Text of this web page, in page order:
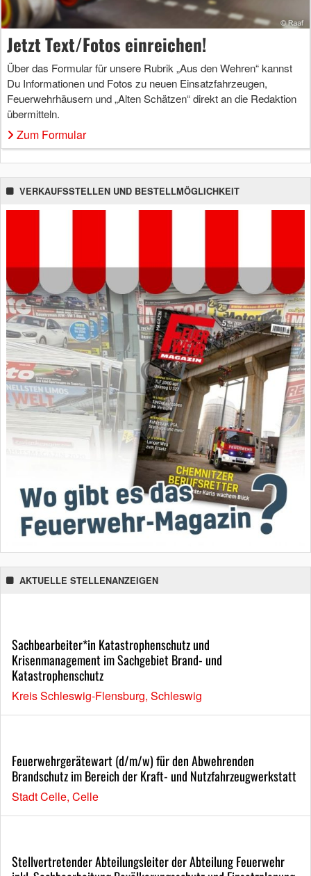
Jetzt Text/Fotos einreichen!
Über das Formular für unsere Rubrik „Aus den Wehren“ kannst
Du Informationen und Fotos zu neuen Einsatzfahrzeugen,
Feuerwehrhäusern und „Alten Schätzen“ direkt an die Redaktion
übermitteln.
Zum Formular
VERKAUFSSTELLEN UND BESTELLMÖGLICHKEIT
AKTUELLE STELLENANZEIGEN
Sachbearbeiter*in Katastrophenschutz und
Krisenmanagement im Sachgebiet Brand- und
Katastrophenschutz
Kreis Schleswig-Flensburg, Schleswig
Feuerwehrgerätewart (d/m/w) für den Abwehrenden
Brandschutz im Bereich der Kraft- und Nutzfahrzeugwerkstatt
Stadt Celle, Celle
Stellvertretender Abteilungsleiter der Abteilung Feuerwehr